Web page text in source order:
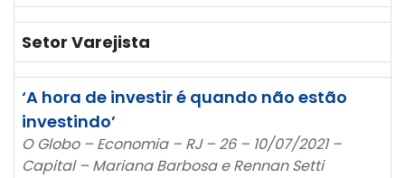
Setor Varejista
‘A hora de investir é quando não estão
investindo’
O Globo – Economia – RJ – 26 – 10/07/2021 –
Capital – Mariana Barbosa e Rennan Setti